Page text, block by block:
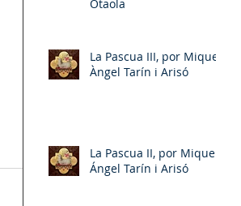
Otaola
La Pascua III, por Miquel-
Àngel Tarín i Arisó
La Pascua II, por Miquel-
Ángel Tarín i Arisó